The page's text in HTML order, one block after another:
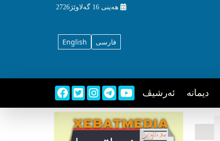
هه‌ینی 16 گه‌لاوێژ2726
English فارسی
دیمانه ئه‌رشیڤ